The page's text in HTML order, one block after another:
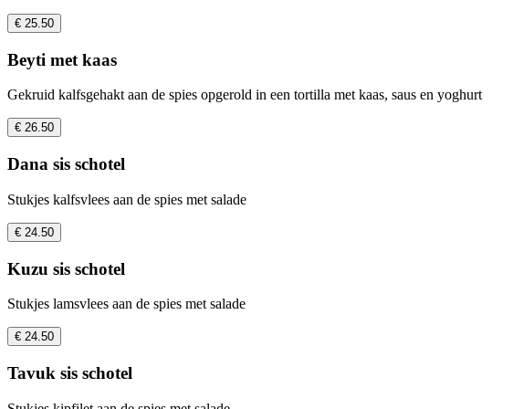
€ 25.50
Beyti met kaas
Gekruid kalfsgehakt aan de spies opgerold in een tortilla met kaas, saus en yoghurt
€ 26.50
Dana sis schotel
Stukjes kalfsvlees aan de spies met salade
€ 24.50
Kuzu sis schotel
Stukjes lamsvlees aan de spies met salade
€ 24.50
Tavuk sis schotel